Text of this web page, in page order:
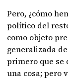
Pero, ¿cómo
político del
como objeto
generalizada
primero que se
una cosa; pero